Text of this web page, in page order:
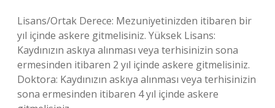
Lisans/Ortak Derece: Mezuniyetinizden itibaren bir
yıl içinde askere gitmelisiniz. Yüksek Lisans:
Kaydınızın askıya alınması veya terhisinizin sona
ermesinden itibaren 2 yıl içinde askere gitmelisiniz.
Doktora: Kaydınızın askıya alınması veya terhisinizin
sona ermesinden itibaren 4 yıl içinde askere